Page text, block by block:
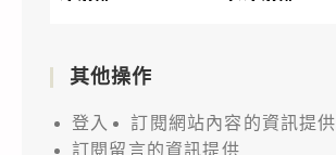
其他操作
登入
訂閱網站內容的資訊提供
訂閱留言的資訊提供